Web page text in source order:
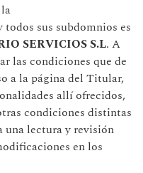
todos sus subdomnios es
SERVICIOS S.L. A
las condiciones que de
a la página del Titular,
allí ofrecidos,
condiciones distintas
una lectura y revisión
en los